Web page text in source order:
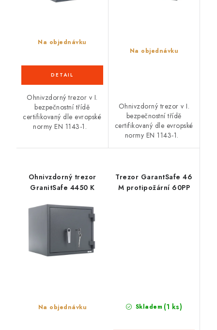
Na objednávku
Ohnivzdorný trezor v I.
bezpečnostní třídě
certifikovaný dle evropské
normy EN 1143-1.
Na objednávku
Ohnivzdorný trezor v I.
bezpečnostní třídě
certifikovaný dle evropské
normy EN 1143-1.
Ohnivzdorný trezor
GranitSafe 4450 K
Na objednávku
Trezor GarantSafe 46
M protipožární 60PP
Skladem (1 ks)